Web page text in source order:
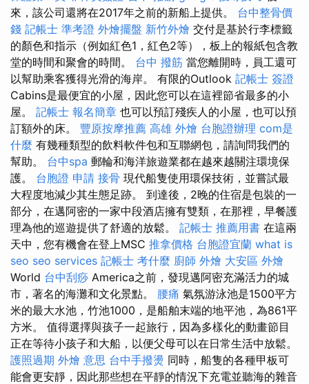
來，該公司還將在2017年之前的新船上提供。 台中整骨價
錢 記帳士 準考證 外燴擺盤 新竹外燴 交付是基於行李標籤
的顏色和指示（例如紅色1，紅色2等），板上的報紙包含教
堂的時間和聚會的時間。 台中 撥筋 當您離開時，員工還可
以幫助乘客獲得光滑的海岸。 有限的Outlook 記帳士 簽證
Cabins是最便宜的小屋，因此您可以在這裡節省最多的小
屋。 記帳士 報名簡章 也可以預訂殘疾人的小屋，也可以預
訂額外的床。 豐原按摩推薦 高雄 外燴 台胞證辦理 com是
什麼 有幾種類型的飲料軟件包和互聯網包，請詢問我們的
幫助。 台中spa 郵輪和海洋旅遊業都在越來越關注環境保
護。 台胞證 申請 接骨 現代船隻使用環保技術，並嘗試最
大程度地減少其生態足跡。 到達後，2晚的住宿是包裝的一
部分，在邁阿密的一家中段酒店擁有雙類，在那裡，早餐護
理為他的巡遊提供了舒適的放鬆。 記帳士 推薦用書 在這兩
天中，您有機會在登上MSC 推拿價格 台胞證宜蘭 what is
seo seo services 記帳士 考什麼 廚師 外燴 大安區 外燴
World 台中刮痧 America之前，發現邁阿密充滿活力的城
市，著名的海灘和文化景點。 腰痛 氣氛游泳池是1500平方
米的最大水池，竹池1000，是船舶末端的地平池，為861平
方米。 值得選擇與孩子一起旅行，因為多樣化的動畫節目
正在等待小孩子和大船，以便父母可以在日常生活中放鬆。
護照過期 外燴 意思 台中手撥燙 同時，船隻的各種甲板可
能會更安靜，因此那些想在平靜的情況下充電並聽海的雜音